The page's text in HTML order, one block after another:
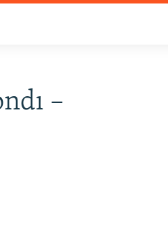
–